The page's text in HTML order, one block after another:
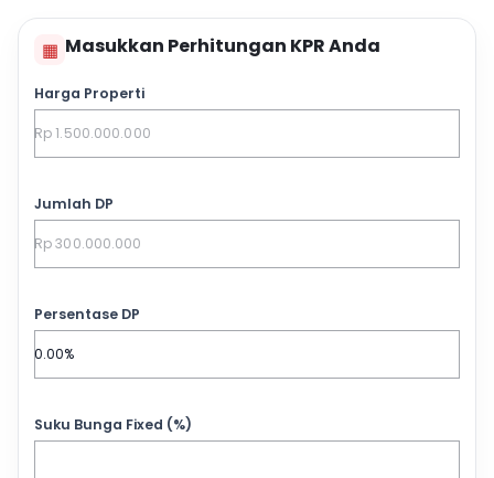
▦ Masukkan Perhitungan KPR Anda
Harga Properti
Jumlah DP
Persentase DP
Suku Bunga Fixed (%)